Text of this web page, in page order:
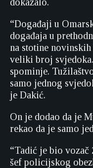
“Događaji u
događaja u
na stotine
veliki broj
spominje.
samo jednog
je Dakić.
On je dodao da je
rekao da je samo
“Tadić je bio
šef policijskog